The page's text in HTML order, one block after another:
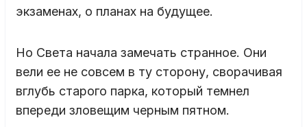
экзаменах, о планах на будущее.
Но Света начала замечать странное. Они
вели ее не совсем в ту сторону, сворачивая
вглубь старого парка, который темнел
впереди зловещим черным пятном.